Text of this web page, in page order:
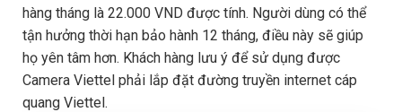
hàng tháng là 22.000 VND được tính. Người dùng có thể
tận hưởng thời hạn bảo hành 12 tháng, điều này sẽ giúp
họ yên tâm hơn. Khách hàng lưu ý để sử dụng được
Camera Viettel phải lắp đặt đường truyền internet cáp
quang Viettel.